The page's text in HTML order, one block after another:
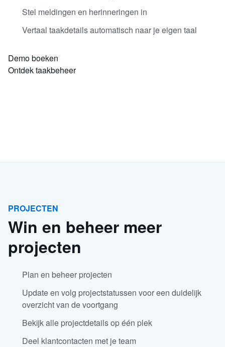
Stel meldingen en herinneringen in
Vertaal taakdetails automatisch naar je eigen taal
Demo boeken
Ontdek taakbeheer
PROJECTEN
Win en beheer meer
projecten
Plan en beheer projecten
Update en volg projectstatussen voor een duidelijk
overzicht van de voortgang
Bekijk alle projectdetails op één plek
Deel klantcontacten met je team